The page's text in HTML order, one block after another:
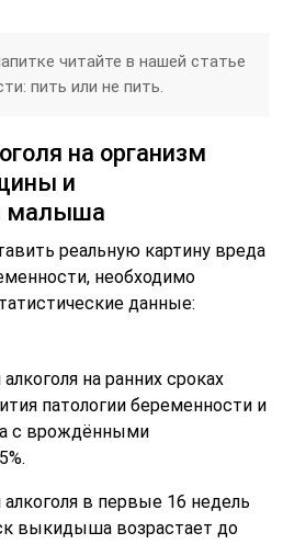
читайте в нашей статье
пить или не пить.
на организм
и
малыша
реальную картину вреда
необходимо
данные:
на ранних сроках
патологии беременности и
с врождёнными
в первые 16 недель
выкидыша возрастает до